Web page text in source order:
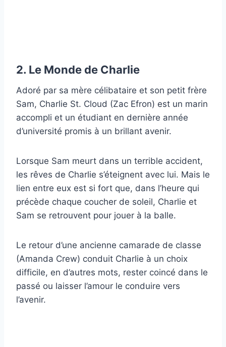
2. Le Monde de Charlie
Adoré par sa mère célibataire et son petit frère
Sam, Charlie St. Cloud (Zac Efron) est un marin
accompli et un étudiant en dernière année
d’université promis à un brillant avenir.
Lorsque Sam meurt dans un terrible accident,
les rêves de Charlie s’éteignent avec lui. Mais le
lien entre eux est si fort que, dans l’heure qui
précède chaque coucher de soleil, Charlie et
Sam se retrouvent pour jouer à la balle.
Le retour d’une ancienne camarade de classe
(Amanda Crew) conduit Charlie à un choix
difficile, en d’autres mots, rester coincé dans le
passé ou laisser l’amour le conduire vers
l’avenir.